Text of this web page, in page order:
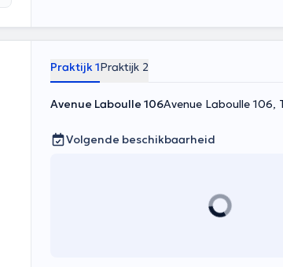
Praktijk 1Praktijk 2
Avenue Laboulle 106Avenue Laboulle 106,
Volgende beschikbaarheid